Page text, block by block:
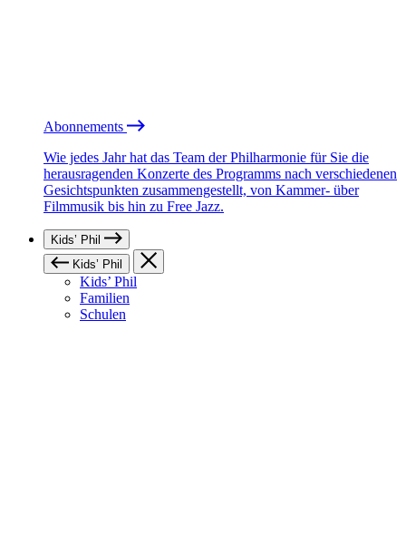
Abonnements
Wie jedes Jahr hat das Team der Philharmonie für Sie die
herausragenden Konzerte des Programms nach verschiedenen
Gesichtspunkten zusammengestellt, von Kammer- über
Filmmusik bis hin zu Free Jazz.
Kids’ Phil
Kids’ Phil
Kids’ Phil
Familien
Schulen